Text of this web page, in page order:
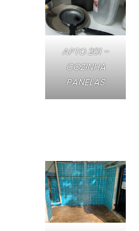
APTO 201 –
COZINHA
PANELAS